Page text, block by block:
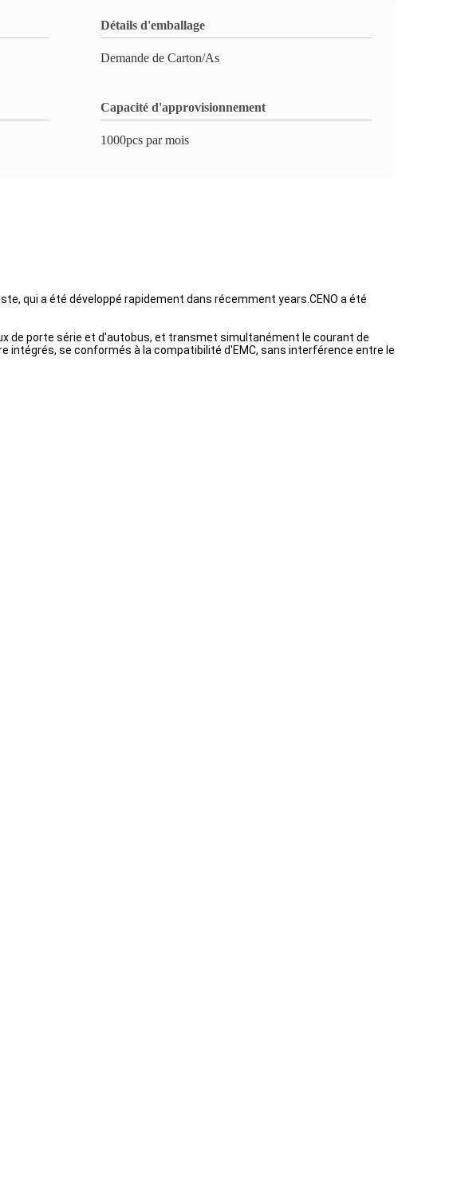
Détails d'emballage
Demande de Carton/As
Capacité d'approvisionnement
1000pcs par mois
qui a été développé rapidement dans récemment years.CENO a été
de porte série et d'autobus, et transmet simultanément le courant de
se conformés à la compatibilité d'EMC, sans interférence entre le